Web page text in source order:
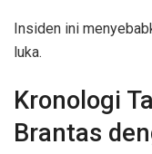
Insiden ini
luka.
Kronologi
Brantas